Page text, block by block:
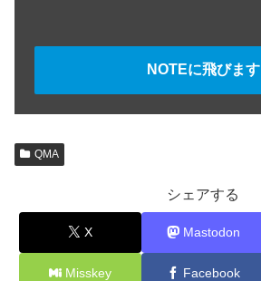
NOTEに飛びます
QMA
シェアする
X Mastodon
Misskey Facebook